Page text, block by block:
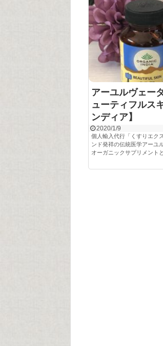
アーユルヴェー
ューティフルス
ンディア】
2020/1/9
個人輸入代行「くすりエク
ンド発祥の伝統医学アーユ
オーガニックサプリメントと